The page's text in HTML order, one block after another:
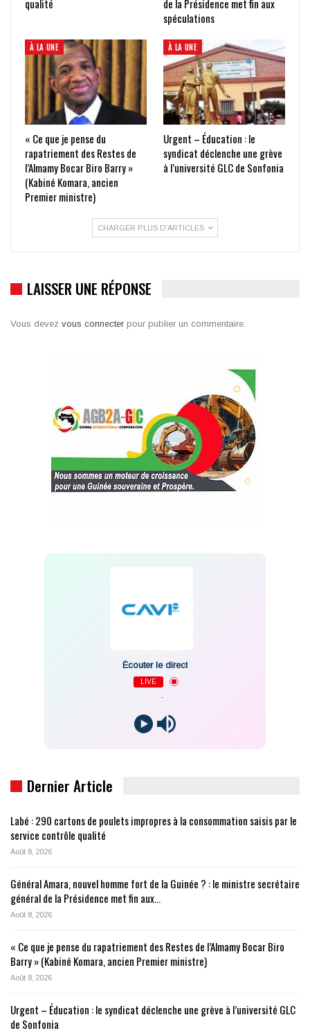
qualité
de la Présidence met fin aux
spéculations
À LA UNE
« Ce que je pense du
rapatriement des Restes de
l’Almamy Bocar Biro Barry »
(Kabiné Komara, ancien
Premier ministre)
À LA UNE
Urgent – Éducation : le
syndicat déclenche une grève
à l’université GLC de Sonfonia
CHARGER PLUS D'ARTICLES
LAISSER UNE RÉPONSE
Vous devez vous connecter pour publier un commentaire.
Écouter le direct
LIVE
Dernier Article
Labé : 290 cartons de poulets impropres à la consommation saisis par le
service contrôle qualité
Août 8, 2026
Général Amara, nouvel homme fort de la Guinée ? : le ministre secrétaire
général de la Présidence met fin aux…
Août 8, 2026
« Ce que je pense du rapatriement des Restes de l’Almamy Bocar Biro
Barry » (Kabiné Komara, ancien Premier ministre)
Août 8, 2026
Urgent – Éducation : le syndicat déclenche une grève à l’université GLC
de Sonfonia